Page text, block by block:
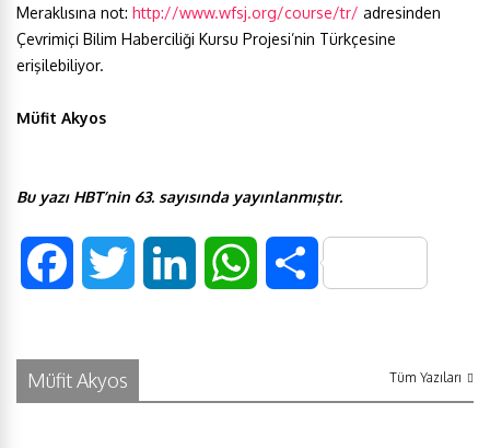
Meraklısına not: http://www.wfsj.org/course/tr/ adresinden
Çevrimiçi Bilim Haberciliği Kursu Projesi’nin Türkçesine
erişilebiliyor.
Müfit Akyos
Bu yazı HBT’nin 63. sayısında yayınlanmıştır.
S
Müfit Akyos Tüm Yazıları